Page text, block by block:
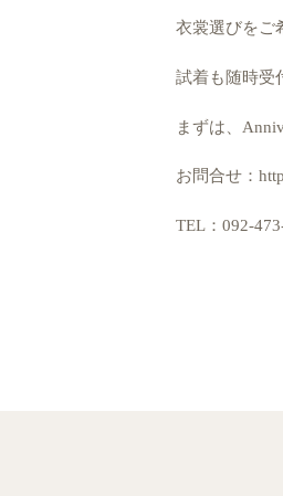
衣裳選びをご
試着も随時受
まずは、
お問合せ：
TEL：092-